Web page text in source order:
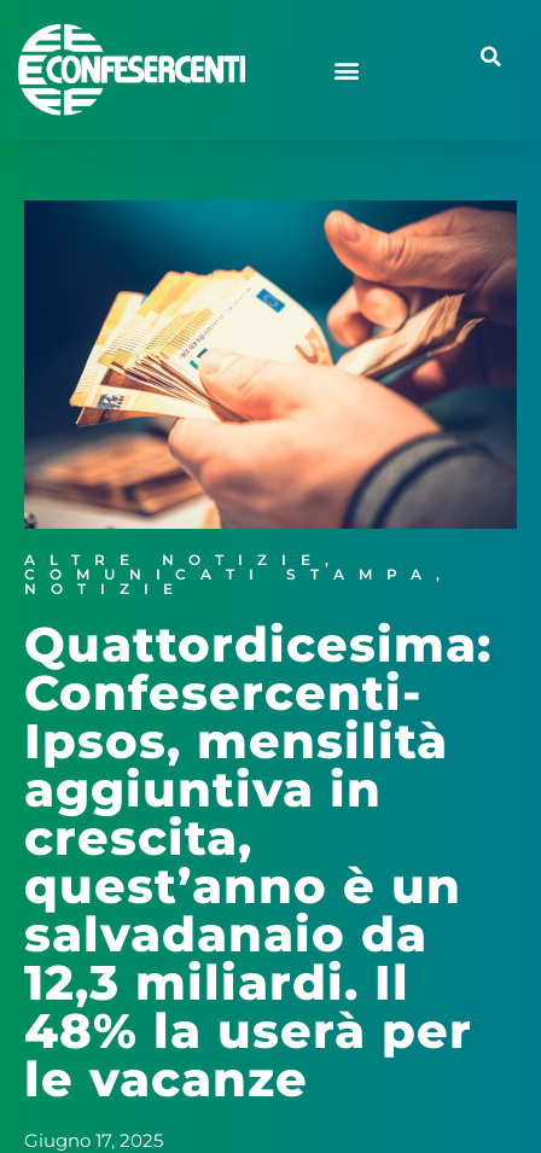
ALTRE NOTIZIE ,
COMUNICATI STAMPA ,
NOTIZIE
Quattordicesima:
Confesercenti-
Ipsos, mensilità
aggiuntiva in
crescita,
quest’anno è un
salvadanaio da
12,3 miliardi. Il
48% la userà per
le vacanze
Giugno 17, 2025